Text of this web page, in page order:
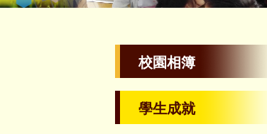
校園相簿
學生成就